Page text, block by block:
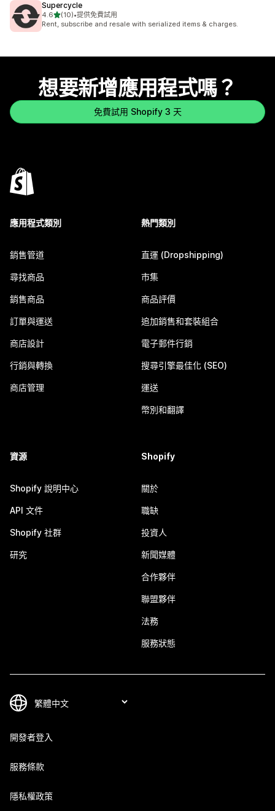
Supercycle
4.6滿分 5 顆星
(10)
共有 10 則評價
•提供免費試用
Rent, subscribe and resale with serialized items & charges.
想要新增應用程式嗎？
免費試用 Shopify 3 天
應用程式類別
銷售管道
尋找商品
銷售商品
訂單與運送
商店設計
行銷與轉換
商店管理
熱門類別
直運 (Dropshipping)
市集
商品評價
追加銷售和套裝組合
電子郵件行銷
搜尋引擎最佳化 (SEO)
運送
幣別和翻譯
資源
Shopify 說明中心
API 文件
Shopify 社群
研究
Shopify
關於
職缺
投資人
新聞媒體
合作夥伴
聯盟夥伴
法務
服務狀態
開發者登入
服務條款
隱私權政策